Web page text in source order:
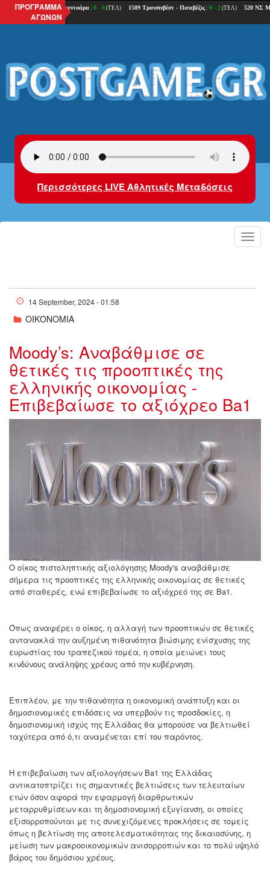
ΠΡΟΓΡΑΜΜΑ
ΑΓΩΝΩΝ
Περισσότερες LIVE Αθλητικές Μεταδόσεις
14 September, 2024 - 01:58
ΟΙΚΟΝΟΜΙΑ
Moody’s: Αναβάθμισε σε
θετικές τις προοπτικές της
ελληνικής οικονομίας -
Επιβεβαίωσε το αξιόχρεο Ba1
w13-234003moody2.jpg
Ο οίκος πιστοληπτικής αξιολόγησης Moody's αναβάθμισε
σήμερα τις προοπτικές της ελληνικής οικονομίας σε θετικές
από σταθερές, ενώ επιβεβαίωσε το αξιόχρεό της σε Βa1.
Όπως αναφέρει ο οίκος, η αλλαγή των προοπτικών σε θετικές
αντανακλά την αυξημένη πιθανότητα βιώσιμης ενίσχυσης της
ευρωστίας του τραπεζικού τομέα, η οποία μειώνει τους
κινδύνους ανάληψης χρέους από την κυβέρνηση.
Επιπλέον, με την πιθανότητα η οικονομική ανάπτυξη και οι
δημοσιονομικές επιδόσεις να υπερβούν τις προσδοκίες, η
δημοσιονομική ισχύς της Ελλάδας θα μπορούσε να βελτιωθεί
ταχύτερα από ό,τι αναμένεται επί του παρόντος.
Η επιβεβαίωση των αξιολογήσεων Ba1 της Ελλάδας
αντικατοπτρίζει τις σημαντικές βελτιώσεις των τελευταίων
ετών όσον αφορά την εφαρμογή διαρθρωτικών
μεταρρυθμίσεων και τη δημοσιονομική εξυγίανση, οι οποίες
εξισορροπούνται με τις συνεχιζόμενες προκλήσεις σε τομείς
όπως η βελτίωση της αποτελεσματικότητας της δικαιοσύνης, η
μείωση των μακροοικονομικών ανισορροπιών και το πολύ υψηλό
βάρος του δημόσιου χρέους.